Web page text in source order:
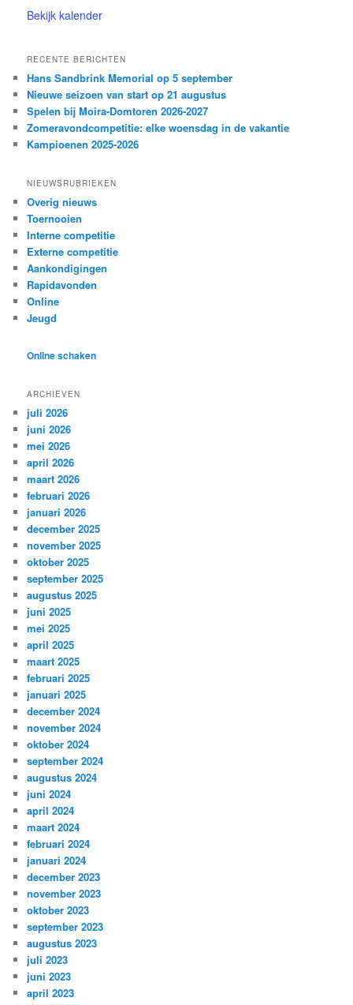
Bekijk kalender
RECENTE BERICHTEN
Hans Sandbrink Memorial op 5 september
Nieuwe seizoen van start op 21 augustus
Spelen bij Moira-Domtoren 2026-2027
Zomeravondcompetitie: elke woensdag in de vakantie
Kampioenen 2025-2026
NIEUWSRUBRIEKEN
Overig nieuws
Toernooien
Interne competitie
Externe competitie
Aankondigingen
Rapidavonden
Online
Jeugd
Online schaken
ARCHIEVEN
juli 2026
juni 2026
mei 2026
april 2026
maart 2026
februari 2026
januari 2026
december 2025
november 2025
oktober 2025
september 2025
augustus 2025
juni 2025
mei 2025
april 2025
maart 2025
februari 2025
januari 2025
december 2024
november 2024
oktober 2024
september 2024
augustus 2024
juni 2024
april 2024
maart 2024
februari 2024
januari 2024
december 2023
november 2023
oktober 2023
september 2023
augustus 2023
juli 2023
juni 2023
april 2023